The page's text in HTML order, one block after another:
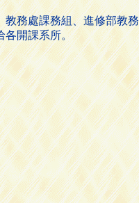
教務處課務組、進修部教
各開課系所。